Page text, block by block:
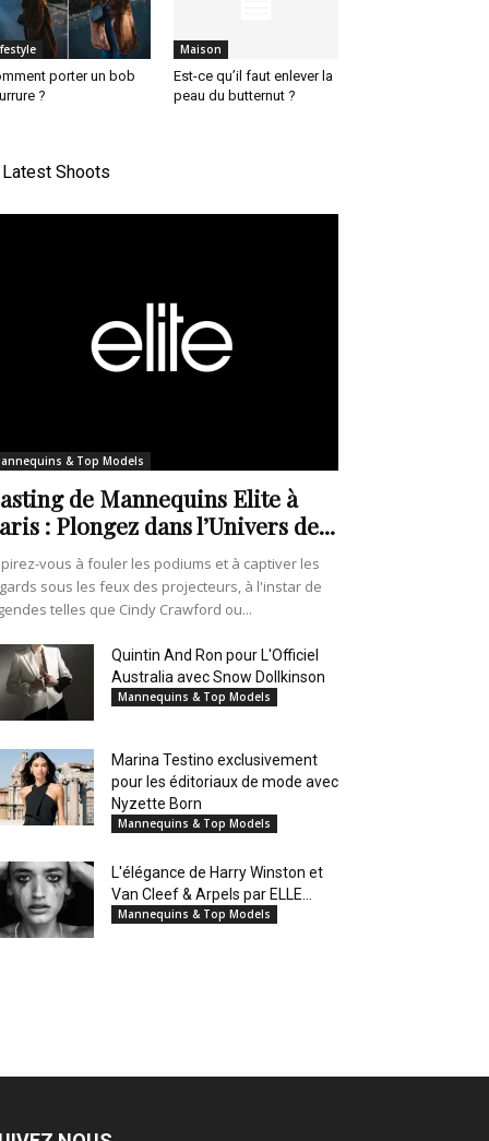
porter un bob
?
Maison
Est-ce qu’il faut enlever la
peau du butternut ?
Latest Shoots
& Top Models
de Mannequins Elite à
: Plongez dans l’Univers de...
vous à fouler les podiums et à captiver les
sous les feux des projecteurs, à l'instar de
telles que Cindy Crawford ou...
Quintin And Ron pour L'Officiel
Australia avec Snow Dollkinson
Mannequins & Top Models
Marina Testino exclusivement
pour les éditoriaux de mode avec
Nyzette Born
Mannequins & Top Models
L'élégance de Harry Winston et
Van Cleef & Arpels par ELLE...
Mannequins & Top Models